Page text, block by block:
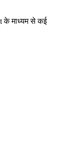
के माध्यम से कई